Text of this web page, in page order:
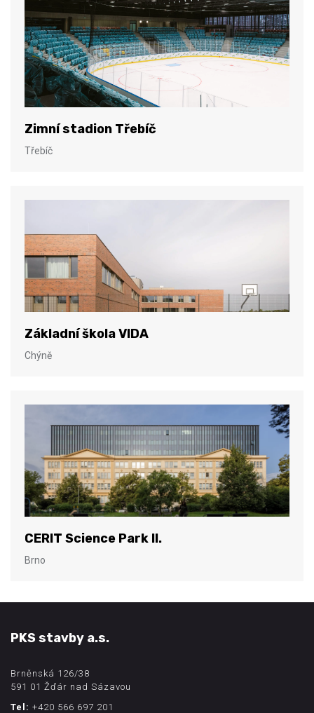
Zimní stadion Třebíč
Třebíč
Základní škola VIDA
Chýně
CERIT Science Park II.
Brno
PKS stavby a.s.
Brněnská 126/38
591 01 Žďár nad Sázavou
Tel: +420 566 697 201